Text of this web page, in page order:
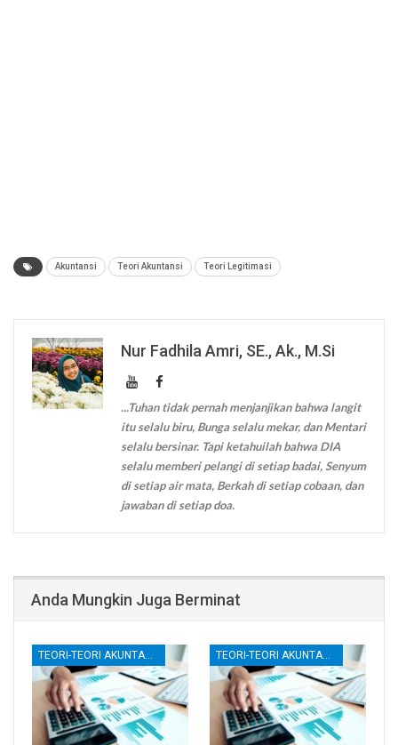
Akuntansi Teori Akuntansi Teori Legitimasi
Nur Fadhila Amri, SE., Ak., M.Si
...Tuhan tidak pernah menjanjikan bahwa langit
itu selalu biru, Bunga selalu mekar, dan Mentari
selalu bersinar. Tapi ketahuilah bahwa DIA
selalu memberi pelangi di setiap badai, Senyum
di setiap air mata, Berkah di setiap cobaan, dan
jawaban di setiap doa.
Anda Mungkin Juga Berminat
TEORI-TEORI AKUNTANSI TEORI-TEORI AKUNTANSI